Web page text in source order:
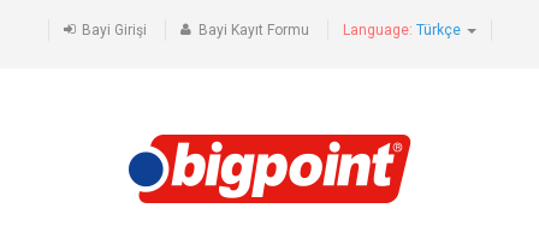
Bayi Girişi Bayi Kayıt Formu Language: Türkçe